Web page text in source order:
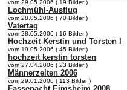
vom 29.05.2006 ( 19 Bilder )
Lochmühl-Ausflug
vom 28.05.2006 ( 70 Bilder )
Vatertag
vom 28.05.2006 ( 16 Bilder )
Hochzeit Kerstin und Torsten I
vom 19.05.2006 ( 45 Bilder )
hochzeit kerstin torsten
vom 27.04.2006 ( 23 Bilder )
Männerzelten 2006
vom 29.01.2006 ( 113 Bilder )